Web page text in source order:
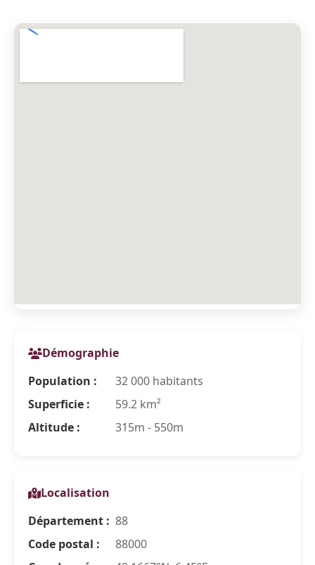
Démographie
Population :
32 000 habitants
Superficie :
59.2 km²
Altitude :
315m - 550m
Localisation
Département : 88
Code postal :
88000